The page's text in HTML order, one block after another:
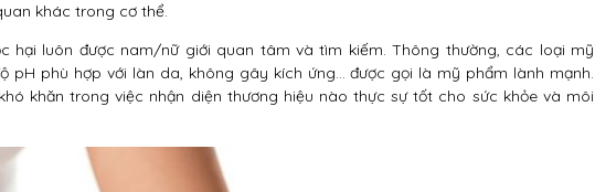
khác trong cơ thể.
hại luôn được nam/nữ giới quan tâm và tìm kiếm. Thông thường, các loại mỹ
pH phù hợp với làn da, không gây kích ứng… được gọi là mỹ phẩm lành mạnh.
khăn trong việc nhận diện thương hiệu nào thực sự tốt cho sức khỏe và môi